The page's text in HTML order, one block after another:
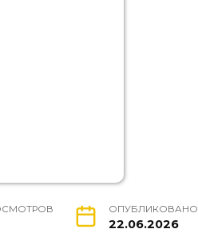
ОПУБЛИКОВАНО
22.06.2026